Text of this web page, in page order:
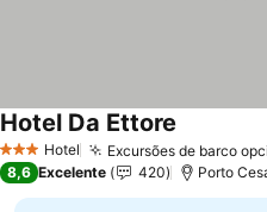
3 EstrelasHotel Excursões de barco
Hotel Da Ettore
8,6 Excelente 420 Porto